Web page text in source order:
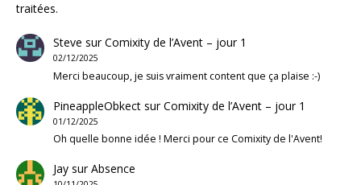
traitées.
Steve surComixity de l’Avent – jour 1
02/12/2025
Merci beaucoup, je suis vraiment content que ça plaise :-)
PineappleObkectsurComixity de l’Avent – jour 1
01/12/2025
Oh quelle bonne idée ! Merci pour ce Comixity de l'Avent!
JaysurAbsence